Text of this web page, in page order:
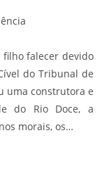
filho falecer devido
do Tribunal de
uma construtora e
do Rio Doce, a
morais, os…